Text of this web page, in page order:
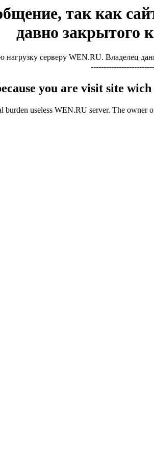
так как
давно закрытого
серверу WEN.RU. Владелец
you are visit site
burden useless WEN.RU server. The owner